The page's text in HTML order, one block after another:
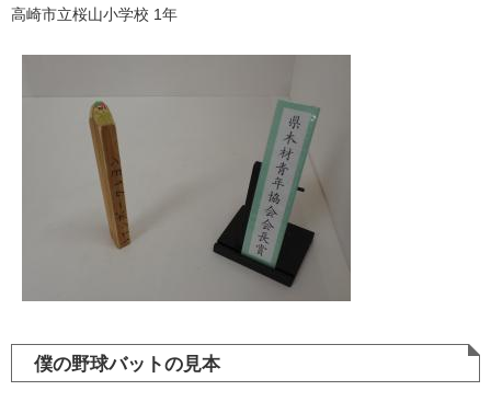
高崎市立桜山小学校 1年
僕の野球バットの見本